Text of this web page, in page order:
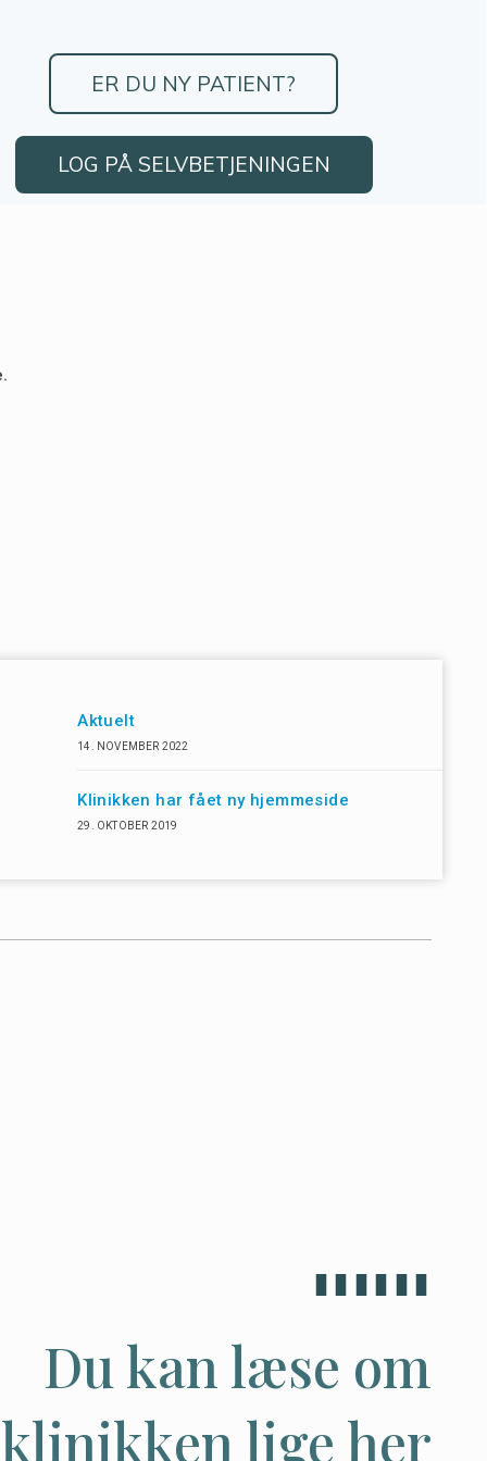
ER DU NY PATIENT?
LOG PÅ SELVBETJENINGEN
Aktuelt
14. NOVEMBER 2022
Klinikken har fået ny hjemmeside
29. OKTOBER 2019
Du kan læse om
klinikken lige her